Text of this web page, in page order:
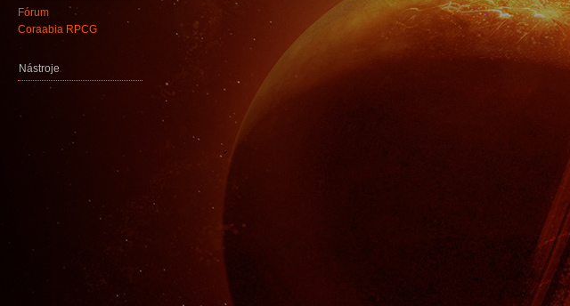
Fórum
Coraabia RPCG
Nástroje